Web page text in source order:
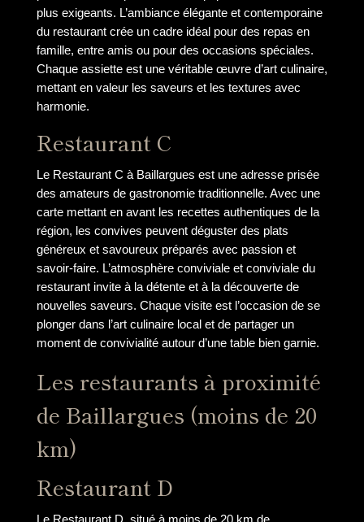
plus exigeants. L’ambiance élégante et contemporaine
du restaurant crée un cadre idéal pour des repas en
famille, entre amis ou pour des occasions spéciales.
Chaque assiette est une véritable œuvre d’art culinaire,
mettant en valeur les saveurs et les textures avec
harmonie.
Restaurant C
Le Restaurant C à Baillargues est une adresse prisée
des amateurs de gastronomie traditionnelle. Avec une
carte mettant en avant les recettes authentiques de la
région, les convives peuvent déguster des plats
généreux et savoureux préparés avec passion et
savoir-faire. L’atmosphère conviviale et conviviale du
restaurant invite à la détente et à la découverte de
nouvelles saveurs. Chaque visite est l’occasion de se
plonger dans l’art culinaire local et de partager un
moment de convivialité autour d’une table bien garnie.
Les restaurants à proximité
de Baillargues (moins de 20
km)
Restaurant D